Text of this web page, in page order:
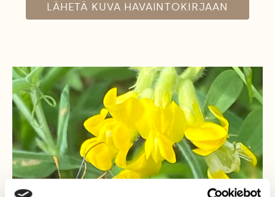
LÄHETÄ KUVA HAVAINTOKIRJAAN